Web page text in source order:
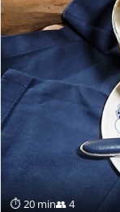
⏱ 20 min👥 4